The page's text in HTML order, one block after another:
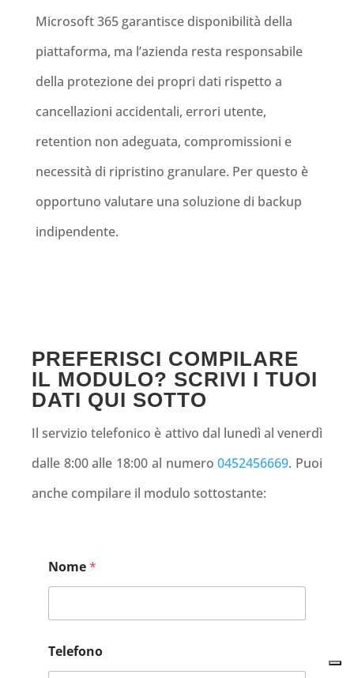
Microsoft 365 garantisce disponibilità della
piattaforma, ma l’azienda resta responsabile
della protezione dei propri dati rispetto a
cancellazioni accidentali, errori utente,
retention non adeguata, compromissioni e
necessità di ripristino granulare. Per questo è
opportuno valutare una soluzione di backup
indipendente.
PREFERISCI COMPILARE
IL MODULO? SCRIVI I TUOI
DATI QUI SOTTO
Il servizio telefonico è attivo dal lunedì al venerdì
dalle 8:00 alle 18:00 al numero 0452456669. Puoi
anche compilare il modulo sottostante:
Nome*
Telefono